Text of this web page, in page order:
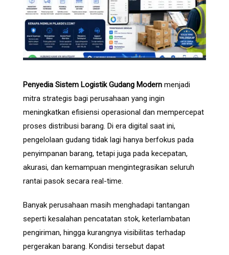
Penyedia Sistem Logistik Gudang Modern menjadi
mitra strategis bagi perusahaan yang ingin
meningkatkan efisiensi operasional dan mempercepat
proses distribusi barang. Di era digital saat ini,
pengelolaan gudang tidak lagi hanya berfokus pada
penyimpanan barang, tetapi juga pada kecepatan,
akurasi, dan kemampuan mengintegrasikan seluruh
rantai pasok secara real-time.
Banyak perusahaan masih menghadapi tantangan
seperti kesalahan pencatatan stok, keterlambatan
pengiriman, hingga kurangnya visibilitas terhadap
pergerakan barang. Kondisi tersebut dapat